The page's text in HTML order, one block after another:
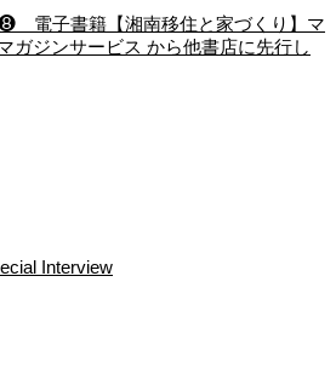
電子書籍【湘南移住と家づくり】マ
ガジンサービス から他書店に先行し
Interview